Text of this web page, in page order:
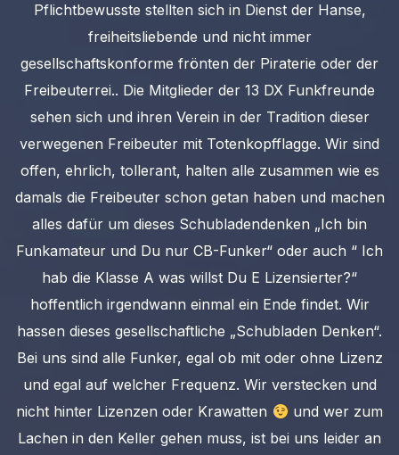
Pflichtbewusste stellten sich in Dienst der Hanse,
freiheitsliebende und nicht immer
gesellschaftskonforme frönten der Piraterie oder der
Freibeuterrei.. Die Mitglieder der 13 DX Funkfreunde
sehen sich und ihren Verein in der Tradition dieser
verwegenen Freibeuter mit Totenkopfflagge. Wir sind
offen, ehrlich, tollerant, halten alle zusammen wie es
damals die Freibeuter schon getan haben und machen
alles dafür um dieses Schubladendenken „Ich bin
Funkamateur und Du nur CB-Funker“ oder auch “ Ich
hab die Klasse A was willst Du E Lizensierter?“
hoffentlich irgendwann einmal ein Ende findet. Wir
hassen dieses gesellschaftliche „Schubladen Denken“.
Bei uns sind alle Funker, egal ob mit oder ohne Lizenz
und egal auf welcher Frequenz. Wir verstecken und
nicht hinter Lizenzen oder Krawatten
und wer zum
Lachen in den Keller gehen muss, ist bei uns leider an